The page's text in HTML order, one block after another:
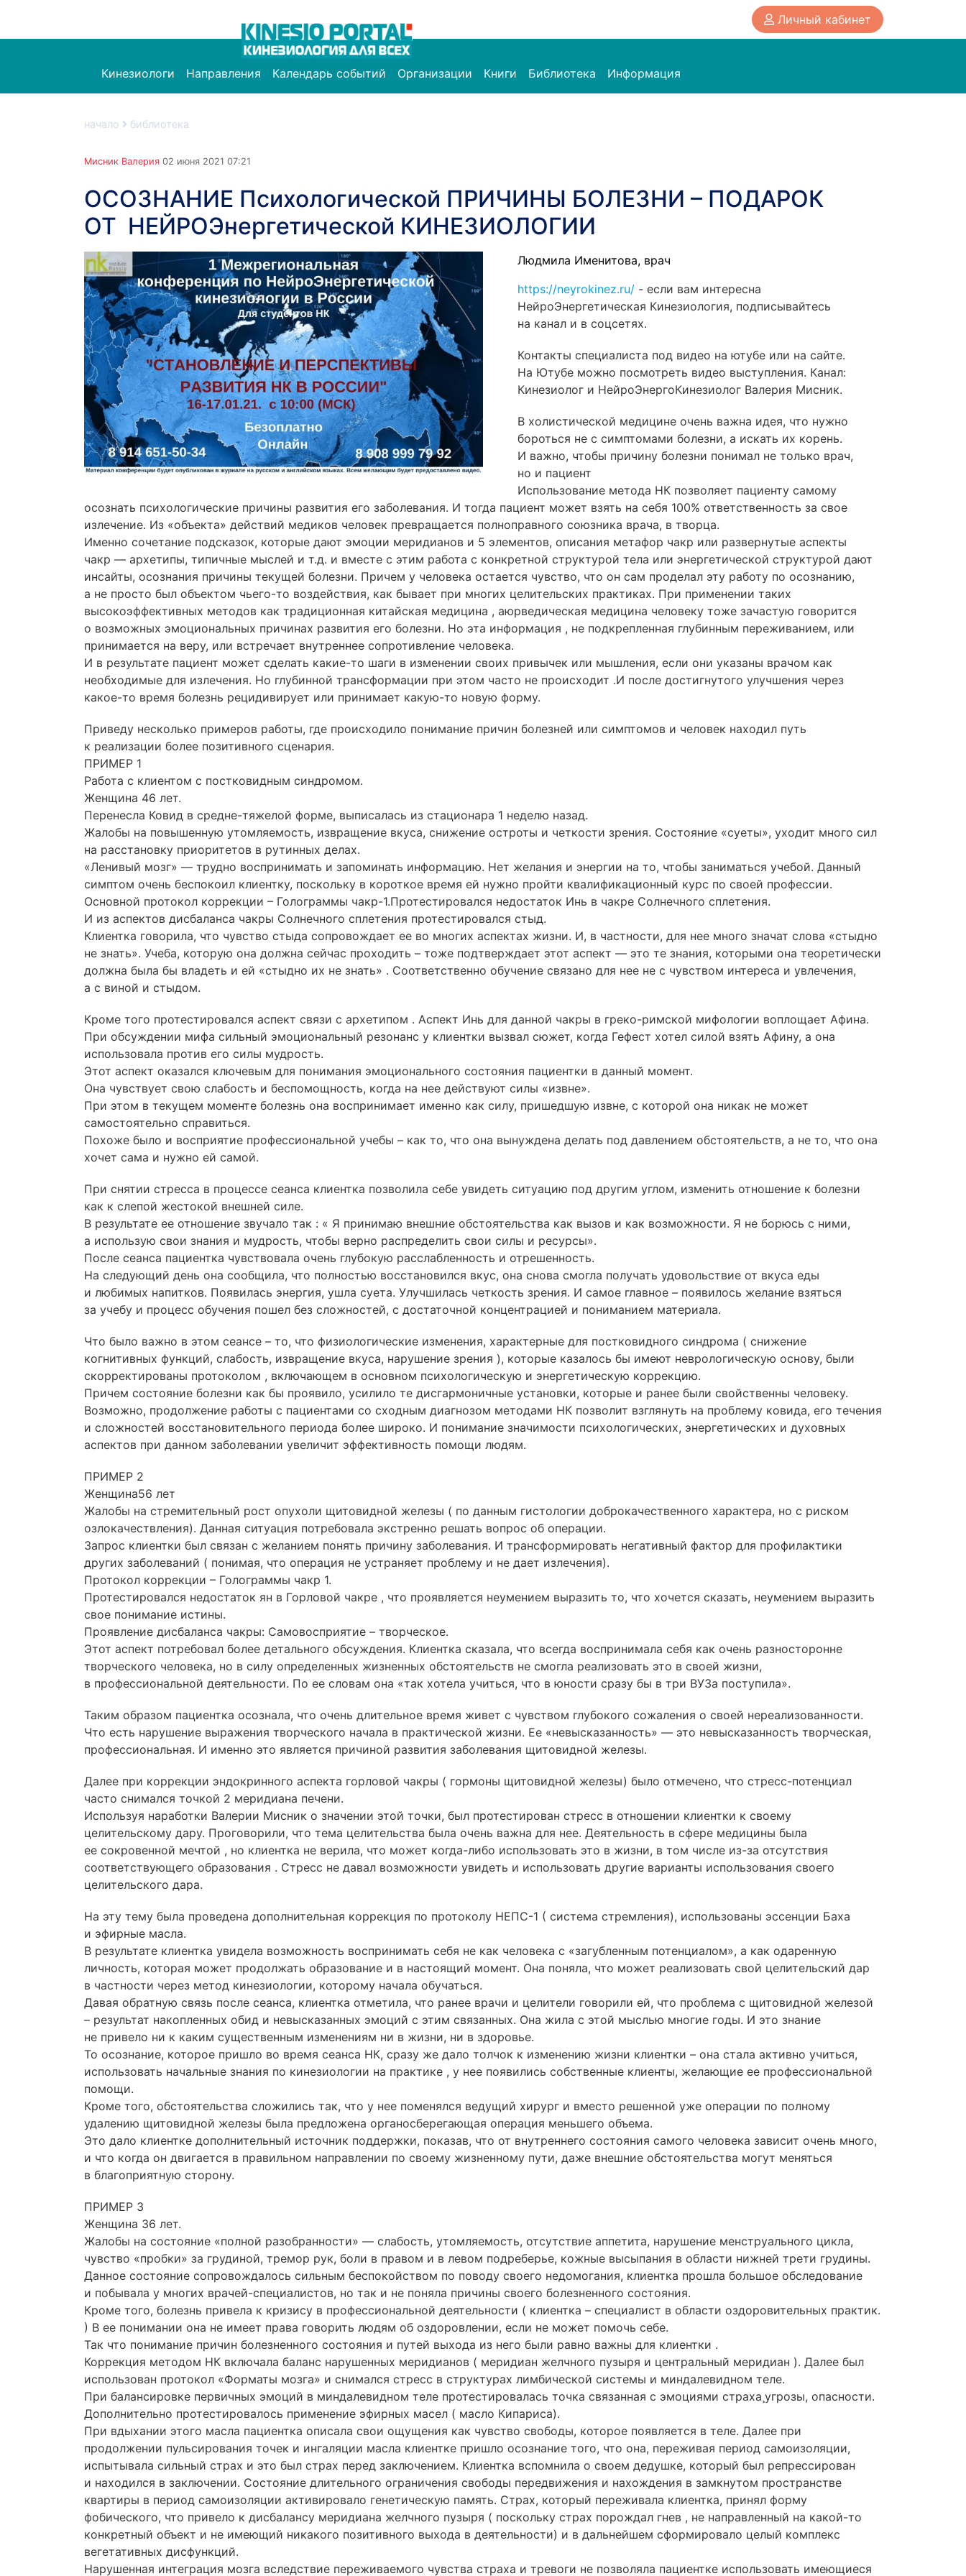
Личный кабинет
Кинезиологи Направления Календарь событий Организации Книги Библиотека Информация
начало библиотека
Мисник Валерия 02 июня 2021 07:21
ОСОЗНАНИЕ Психологической ПРИЧИНЫ БОЛЕЗНИ – ПОДАРОК
ОТ НЕЙРОЭнергетической КИНЕЗИОЛОГИИ
Людмила Именитова, врач
https://neyrokinez.ru/ - если вам интересна
НейроЭнергетическая Кинезиология, подписывайтесь
на канал и в соцсетях.
Контакты специалиста под видео на ютубе или на сайте.
На Ютубе можно посмотреть видео выступления. Канал:
Кинезиолог и НейроЭнергоКинезиолог Валерия Мисник.
В холистической медицине очень важна идея, что нужно
бороться не с симптомами болезни, а искать их корень.
И важно, чтобы причину болезни понимал не только врач,
но и пациент
Использование метода НК позволяет пациенту самому
осознать психологические причины развития его заболевания. И тогда пациент может взять на себя 100% ответственность за свое
излечение. Из «объекта» действий медиков человек превращается полноправного союзника врача, в творца.
Именно сочетание подсказок, которые дают эмоции меридианов и 5 элементов, описания метафор чакр или развернутые аспекты
чакр — архетипы, типичные мыслей и т.д. и вместе с этим работа с конкретной структурой тела или энергетической структурой дают
инсайты, осознания причины текущей болезни. Причем у человека остается чувство, что он сам проделал эту работу по осознанию,
а не просто был объектом чьего-то воздействия, как бывает при многих целительских практиках. При применении таких
высокоэффективных методов как традиционная китайская медицина , аюрведическая медицина человеку тоже зачастую говорится
о возможных эмоциональных причинах развития его болезни. Но эта информация , не подкрепленная глубинным переживанием, или
принимается на веру, или встречает внутреннее сопротивление человека.
И в результате пациент может сделать какие-то шаги в изменении своих привычек или мышления, если они указаны врачом как
необходимые для излечения. Но глубинной трансформации при этом часто не происходит .И после достигнутого улучшения через
какое-то время болезнь рецидивирует или принимает какую-то новую форму.
Приведу несколько примеров работы, где происходило понимание причин болезней или симптомов и человек находил путь
к реализации более позитивного сценария.
ПРИМЕР 1
Работа с клиентом с постковидным синдромом.
Женщина 46 лет.
Перенесла Ковид в средне-тяжелой форме, выписалась из стационара 1 неделю назад.
Жалобы на повышенную утомляемость, извращение вкуса, снижение остроты и четкости зрения. Состояние «суеты», уходит много сил
на расстановку приоритетов в рутинных делах.
«Ленивый мозг» — трудно воспринимать и запоминать информацию. Нет желания и энергии на то, чтобы заниматься учебой. Данный
симптом очень беспокоил клиентку, поскольку в короткое время ей нужно пройти квалификационный курс по своей профессии.
Основной протокол коррекции – Голограммы чакр-1.Протестировался недостаток Инь в чакре Солнечного сплетения.
И из аспектов дисбаланса чакры Солнечного сплетения протестировался стыд.
Клиентка говорила, что чувство стыда сопровождает ее во многих аспектах жизни. И, в частности, для нее много значат слова «стыдно
не знать». Учеба, которую она должна сейчас проходить – тоже подтверждает этот аспект — это те знания, которыми она теоретически
должна была бы владеть и ей «стыдно их не знать» . Соответственно обучение связано для нее не с чувством интереса и увлечения,
а с виной и стыдом.
Кроме того протестировался аспект связи с архетипом . Аспект Инь для данной чакры в греко-римской мифологии воплощает Афина.
При обсуждении мифа сильный эмоциональный резонанс у клиентки вызвал сюжет, когда Гефест хотел силой взять Афину, а она
использовала против его силы мудрость.
Этот аспект оказался ключевым для понимания эмоционального состояния пациентки в данный момент.
Она чувствует свою слабость и беспомощность, когда на нее действуют силы «извне».
При этом в текущем моменте болезнь она воспринимает именно как силу, пришедшую извне, с которой она никак не может
самостоятельно справиться.
Похоже было и восприятие профессиональной учебы – как то, что она вынуждена делать под давлением обстоятельств, а не то, что она
хочет сама и нужно ей самой.
При снятии стресса в процессе сеанса клиентка позволила себе увидеть ситуацию под другим углом, изменить отношение к болезни
как к слепой жестокой внешней силе.
В результате ее отношение звучало так : « Я принимаю внешние обстоятельства как вызов и как возможности. Я не борюсь с ними,
а использую свои знания и мудрость, чтобы верно распределить свои силы и ресурсы».
После сеанса пациентка чувствовала очень глубокую расслабленность и отрешенность.
На следующий день она сообщила, что полностью восстановился вкус, она снова смогла получать удовольствие от вкуса еды
и любимых напитков. Появилась энергия, ушла суета. Улучшилась четкость зрения. И самое главное – появилось желание взяться
за учебу и процесс обучения пошел без сложностей, с достаточной концентрацией и пониманием материала.
Что было важно в этом сеансе – то, что физиологические изменения, характерные для постковидного синдрома ( снижение
когнитивных функций, слабость, извращение вкуса, нарушение зрения ), которые казалось бы имеют неврологическую основу, были
скорректированы протоколом , включающем в основном психологическую и энергетическую коррекцию.
Причем состояние болезни как бы проявило, усилило те дисгармоничные установки, которые и ранее были свойственны человеку.
Возможно, продолжение работы с пациентами со сходным диагнозом методами НК позволит взглянуть на проблему ковида, его течения
и сложностей восстановительного периода более широко. И понимание значимости психологических, энергетических и духовных
аспектов при данном заболевании увеличит эффективность помощи людям.
ПРИМЕР 2
Женщина56 лет
Жалобы на стремительный рост опухоли щитовидной железы ( по данным гистологии доброкачественного характера, но с риском
озлокачествления). Данная ситуация потребовала экстренно решать вопрос об операции.
Запрос клиентки был связан с желанием понять причину заболевания. И трансформировать негативный фактор для профилактики
других заболеваний ( понимая, что операция не устраняет проблему и не дает излечения).
Протокол коррекции – Голограммы чакр 1.
Протестировался недостаток ян в Горловой чакре , что проявляется неумением выразить то, что хочется сказать, неумением выразить
свое понимание истины.
Проявление дисбаланса чакры: Самовосприятие – творческое.
Этот аспект потребовал более детального обсуждения. Клиентка сказала, что всегда воспринимала себя как очень разносторонне
творческого человека, но в силу определенных жизненных обстоятельств не смогла реализовать это в своей жизни,
в профессиональной деятельности. По ее словам она «так хотела учиться, что в юности сразу бы в три ВУЗа поступила».
Таким образом пациентка осознала, что очень длительное время живет с чувством глубокого сожаления о своей нереализованности.
Что есть нарушение выражения творческого начала в практической жизни. Ее «невысказанность» — это невысказанность творческая,
профессиональная. И именно это является причиной развития заболевания щитовидной железы.
Далее при коррекции эндокринного аспекта горловой чакры ( гормоны щитовидной железы) было отмечено, что стресс-потенциал
часто снимался точкой 2 меридиана печени.
Используя наработки Валерии Мисник о значении этой точки, был протестирован стресс в отношении клиентки к своему
целительскому дару. Проговорили, что тема целительства была очень важна для нее. Деятельность в сфере медицины была
ее сокровенной мечтой , но клиентка не верила, что может когда-либо использовать это в жизни, в том числе из-за отсутствия
соответствующего образования . Стресс не давал возможности увидеть и использовать другие варианты использования своего
целительского дара.
На эту тему была проведена дополнительная коррекция по протоколу НЕПС-1 ( система стремления), использованы эссенции Баха
и эфирные масла.
В результате клиентка увидела возможность воспринимать себя не как человека с «загубленным потенциалом», а как одаренную
личность, которая может продолжать образование и в настоящий момент. Она поняла, что может реализовать свой целительский дар
в частности через метод кинезиологии, которому начала обучаться.
Давая обратную связь после сеанса, клиентка отметила, что ранее врачи и целители говорили ей, что проблема с щитовидной железой
– результат накопленных обид и невысказанных эмоций с этим связанных. Она жила с этой мыслью многие годы. И это знание
не привело ни к каким существенным изменениям ни в жизни, ни в здоровье.
То осознание, которое пришло во время сеанса НК, сразу же дало толчок к изменению жизни клиентки – она стала активно учиться,
использовать начальные знания по кинезиологии на практике , у нее появились собственные клиенты, желающие ее профессиональной
помощи.
Кроме того, обстоятельства сложились так, что у нее поменялся ведущий хирург и вместо решенной уже операции по полному
удалению щитовидной железы была предложена органосберегающая операция меньшего объема.
Это дало клиентке дополнительный источник поддержки, показав, что от внутреннего состояния самого человека зависит очень много,
и что когда он двигается в правильном направлении по своему жизненному пути, даже внешние обстоятельства могут меняться
в благоприятную сторону.
ПРИМЕР 3
Женщина 36 лет.
Жалобы на состояние «полной разобранности» — слабость, утомляемость, отсутствие аппетита, нарушение менструального цикла,
чувство «пробки» за грудиной, тремор рук, боли в правом и в левом подреберье, кожные высыпания в области нижней трети грудины.
Данное состояние сопровождалось сильным беспокойством по поводу своего недомогания, клиентка прошла большое обследование
и побывала у многих врачей-специалистов, но так и не поняла причины своего болезненного состояния.
Кроме того, болезнь привела к кризису в профессиональной деятельности ( клиентка – специалист в области оздоровительных практик.
) В ее понимании она не имеет права говорить людям об оздоровлении, если не может помочь себе.
Так что понимание причин болезненного состояния и путей выхода из него были равно важны для клиентки .
Коррекция методом НК включала баланс нарушенных меридианов ( меридиан желчного пузыря и центральный меридиан ). Далее был
использован протокол «Форматы мозга» и снимался стресс в структурах лимбической системы и миндалевидном теле.
При балансировке первичных эмоций в миндалевидном теле протестировалась точка связанная с эмоциями страха¸угрозы, опасности.
Дополнительно протестировалось применение эфирных масел ( масло Кипариса).
При вдыхании этого масла пациентка описала свои ощущения как чувство свободы, которое появляется в теле. Далее при
продолжении пульсирования точек и ингаляции масла клиентке пришло осознание того, что она, переживая период самоизоляции,
испытывала сильный страх и это был страх перед заключением. Клиентка вспомнила о своем дедушке, который был репрессирован
и находился в заключении. Состояние длительного ограничения свободы передвижения и нахождения в замкнутом пространстве
квартиры в период самоизоляции активировало генетическую память. Страх, который переживала клиентка, принял форму
фобического, что привело к дисбалансу меридиана желчного пузыря ( поскольку страх порождал гнев , не направленный на какой-то
конкретный объект и не имеющий никакого позитивного выхода в деятельности) и в дальнейшем сформировало целый комплекс
вегетативных дисфункций.
Нарушенная интеграция мозга вследствие переживаемого чувства страха и тревоги не позволяла пациентке использовать имеющиеся